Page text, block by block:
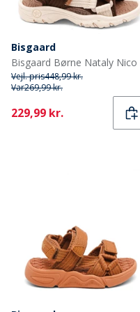
Bisgaard
Vejl. pris448,99 kr.
Var269,99 kr.
Current
229,99 kr.